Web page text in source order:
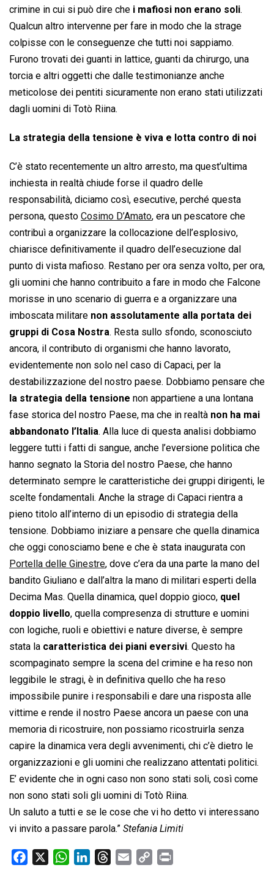
crimine in cui si può dire che i mafiosi non erano soli.
Qualcun altro intervenne per fare in modo che la strage
colpisse con le conseguenze che tutti noi sappiamo.
Furono trovati dei guanti in lattice, guanti da chirurgo, una
torcia e altri oggetti che dalle testimonianze anche
meticolose dei pentiti sicuramente non erano stati utilizzati
dagli uomini di Totò Riina.
La strategia della tensione è viva e lotta contro di noi
C’è stato recentemente un altro arresto, ma quest’ultima
inchiesta in realtà chiude forse il quadro delle
responsabilità, diciamo così, esecutive, perché questa
persona, questo Cosimo D’Amato, era un pescatore che
contribuì a organizzare la collocazione dell’esplosivo,
chiarisce definitivamente il quadro dell’esecuzione dal
punto di vista mafioso. Restano per ora senza volto, per ora,
gli uomini che hanno contribuito a fare in modo che Falcone
morisse in uno scenario di guerra e a organizzare una
imboscata militare non assolutamente alla portata dei
gruppi di Cosa Nostra. Resta sullo sfondo, sconosciuto
ancora, il contributo di organismi che hanno lavorato,
evidentemente non solo nel caso di Capaci, per la
destabilizzazione del nostro paese. Dobbiamo pensare che
la strategia della tensione non appartiene a una lontana
fase storica del nostro Paese, ma che in realtà non ha mai
abbandonato l’Italia. Alla luce di questa analisi dobbiamo
leggere tutti i fatti di sangue, anche l’eversione politica che
hanno segnato la Storia del nostro Paese, che hanno
determinato sempre le caratteristiche dei gruppi dirigenti, le
scelte fondamentali. Anche la strage di Capaci rientra a
pieno titolo all’interno di un episodio di strategia della
tensione. Dobbiamo iniziare a pensare che quella dinamica
che oggi conosciamo bene e che è stata inaugurata con
Portella delle Ginestre, dove c’era da una parte la mano del
bandito Giuliano e dall’altra la mano di militari esperti della
Decima Mas. Quella dinamica, quel doppio gioco, quel
doppio livello, quella compresenza di strutture e uomini
con logiche, ruoli e obiettivi e nature diverse, è sempre
stata la caratteristica dei piani eversivi. Questo ha
scompaginato sempre la scena del crimine e ha reso non
leggibile le stragi, è in definitiva quello che ha reso
impossibile punire i responsabili e dare una risposta alle
vittime e rende il nostro Paese ancora un paese con una
memoria di ricostruire, non possiamo ricostruirla senza
capire la dinamica vera degli avvenimenti, chi c’è dietro le
organizzazioni e gli uomini che realizzano attentati politici.
E’ evidente che in ogni caso non sono stati soli, così come
non sono stati soli gli uomini di Totò Riina.
Un saluto a tutti e se le cose che vi ho detto vi interessano
vi invito a passare parola.” Stefania Limiti
W